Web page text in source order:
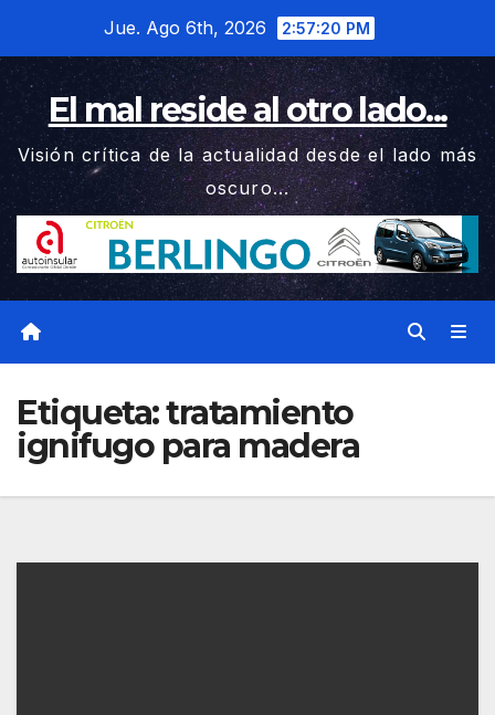
contenido
Jue. Ago 6th, 2026 2:57:20 PM
El mal reside al otro lado...
Visión crítica de la actualidad desde el lado más
oscuro...
Etiqueta:tratamiento
ignifugo para madera